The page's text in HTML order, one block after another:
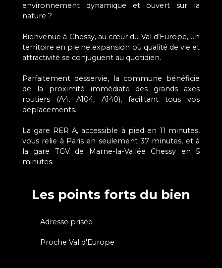
environnement dynamique et ouvert sur la
nature ?
Bienvenue à Chessy, au cœur du Val d’Europe, un
territoire en pleine expansion où qualité de vie et
attractivité se conjuguent au quotidien.
Parfaitement desservie, la commune bénéficie
de la proximité immédiate des grands axes
routiers (A4, A104, A140), facilitant tous vos
déplacements.
La gare RER A, accessible à pied en 11 minutes,
vous relie à Paris en seulement 37 minutes, et à
la gare TGV de Marne-la-Vallée Chessy en 5
minutes.
Les points forts du bien
Adresse prisée
Proche Val d'Europe